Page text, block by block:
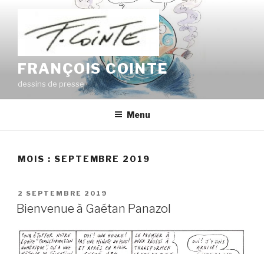
contenu
FRANÇOIS COINTE
dessins de presse
Menu
MOIS : SEPTEMBRE 2019
PUBLIÉ
LE
2 SEPTEMBRE 2019
Bienvenue à Gaétan Panazol